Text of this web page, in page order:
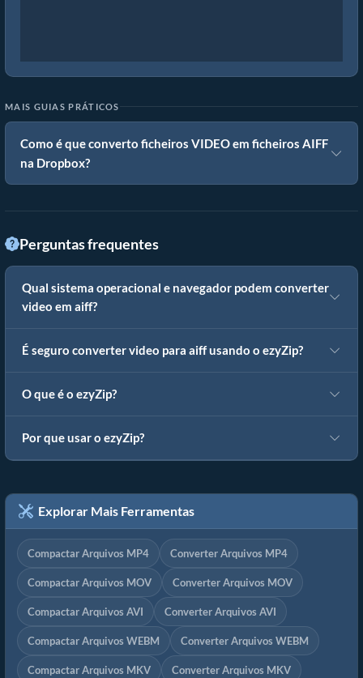
MAIS GUIAS PRÁTICOS
Como é que converto ficheiros VIDEO em ficheiros AIFF
na Dropbox?
Perguntas frequentes
Qual sistema operacional e navegador podem converter
video em aiff?
É seguro converter video para aiff usando o ezyZip?
O que é o ezyZip?
Por que usar o ezyZip?
Explorar Mais Ferramentas
Compactar Arquivos MP4 Converter Arquivos MP4
Compactar Arquivos MOV Converter Arquivos MOV
Compactar Arquivos AVI Converter Arquivos AVI
Compactar Arquivos WEBM Converter Arquivos WEBM
Compactar Arquivos MKV Converter Arquivos MKV